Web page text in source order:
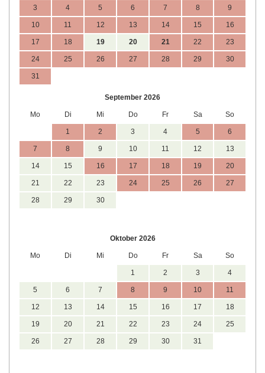
3 4 5 6 7 8 9
10 11 12 13 14 15 16
17 18 19 20 21 22 23
24 25 26 27 28 29 30
31
September 2026
Mo Di Mi Do Fr Sa So
1 2 3 4 5 6
7 8 9 10 11 12 13
14 15 16 17 18 19 20
21 22 23 24 25 26 27
28 29 30
Oktober 2026
Mo Di Mi Do Fr Sa So
1 2 3 4
5 6 7 8 9 10 11
12 13 14 15 16 17 18
19 20 21 22 23 24 25
26 27 28 29 30 31